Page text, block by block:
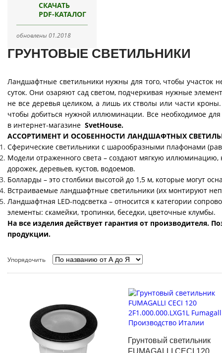
СКАЧАТЬ
PDF-КАТАЛОГ
обновлены 01.2018
ГРУНТОВЫЕ СВЕТИЛЬНИКИ
Ландшафтные светильники нужны для того, чтобы участок
суток. Они озаряют сад светом, подчеркивая нужные
не все деревья целиком, а лишь их стволы или части
чтобы добиться нужной иллюминации. Все необходимое
в интернет-магазине SvetHouse.
АССОРТИМЕНТ И ОСОБЕННОСТИ ЛАНДШАФТНЫХ
Сферические светильники с шарообразными плафонами
Модели отраженного света – создают мягкую иллюминацию,
дорожек, деревьев, кустов, водоемов.
Болларды – это столбики высотой до 1,5 м, которые могут
Встраиваемые ландшафтные светильники (их монтируют
Ландшафтная LED-подсветка – относится к категории
элементы: скамейки, тропинки, беседки, цветочные клумбы.
На все изделия действует гарантия от производителя.
продукции.
Упорядочить
Грунтовый светильник